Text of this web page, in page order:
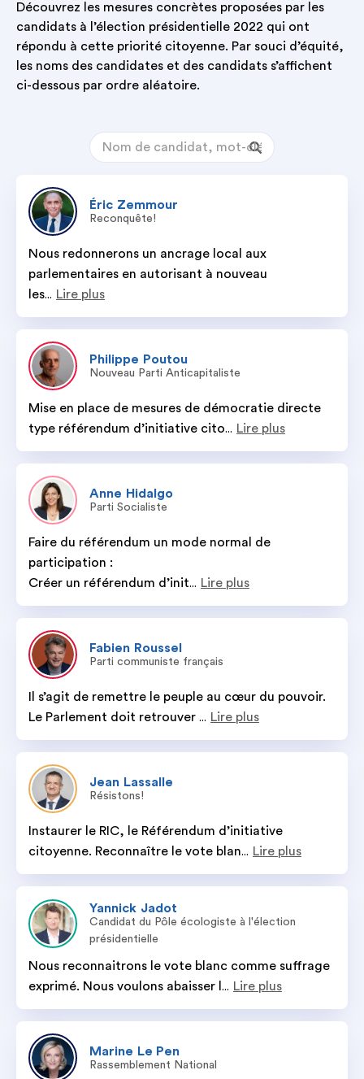
Découvrez les mesures concrètes proposées par les
candidats à l’élection présidentielle 2022 qui ont
répondu à cette priorité citoyenne. Par souci d’équité,
les noms des candidates et des candidats s’affichent
ci-dessous par ordre aléatoire.
Éric Zemmour
Reconquête!
Nous redonnerons un ancrage local aux
parlementaires en autorisant à nouveau
les... Lire plus
Philippe Poutou
Nouveau Parti Anticapitaliste
Mise en place de mesures de démocratie directe
type référendum d’initiative cito... Lire plus
Anne Hidalgo
Parti Socialiste
Faire du référendum un mode normal de
participation :
Créer un référendum d’init... Lire plus
Fabien Roussel
Parti communiste français
Il s’agit de remettre le peuple au cœur du pouvoir.
Le Parlement doit retrouver ... Lire plus
Jean Lassalle
Résistons!
Instaurer le RIC, le Référendum d’initiative
citoyenne. Reconnaître le vote blan... Lire plus
Yannick Jadot
Candidat du Pôle écologiste à l'élection
présidentielle
Nous reconnaitrons le vote blanc comme suffrage
exprimé. Nous voulons abaisser l ... Lire plus
Marine Le Pen
Rassemblement National